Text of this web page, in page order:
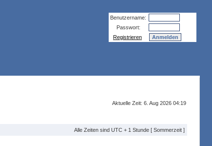
Benutzername:
Passwort:
Registrieren
Aktuelle Zeit: 6. Aug 2026 04:19
Alle Zeiten sind UTC + 1 Stunde [ Sommerzeit ]